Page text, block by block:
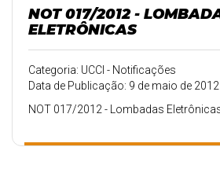
NOT 017/2012 -
ELETRÔNICAS
Categoria: UCCI - Notificações
Data de Publicação: 9 de maio de 2012
NOT 017/2012 - Lombadas